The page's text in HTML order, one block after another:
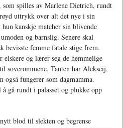
spilles av Marlene Dietrich, rundt
uttrykk over alt det nye i sin
kanskje matcher sin blivende
og barnslig. Senere skal
bevisste femme fatale stige frem.
og lærer seg de hemmelige
soverommene. Tanten har Alekseij,
også fungerer som dagmamma.
gå rundt i palasset og plukke opp
blod til slekten og begrense